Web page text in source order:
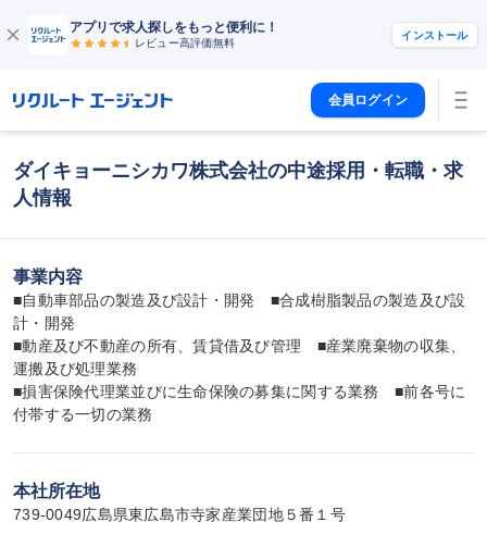
アプリで求人探しをもっと便利に！
レビュー高評価無料
インストール
会員ログイン
ダイキョーニシカワ株式会社の中途採用・転職・求
人情報
事業内容
■自動車部品の製造及び設計・開発　■合成樹脂製品の製造及び設
計・開発
■動産及び不動産の所有、賃貸借及び管理　■産業廃棄物の収集、
運搬及び処理業務
■損害保険代理業並びに生命保険の募集に関する業務　■前各号に
付帯する一切の業務
本社所在地
739-0049広島県東広島市寺家産業団地５番１号